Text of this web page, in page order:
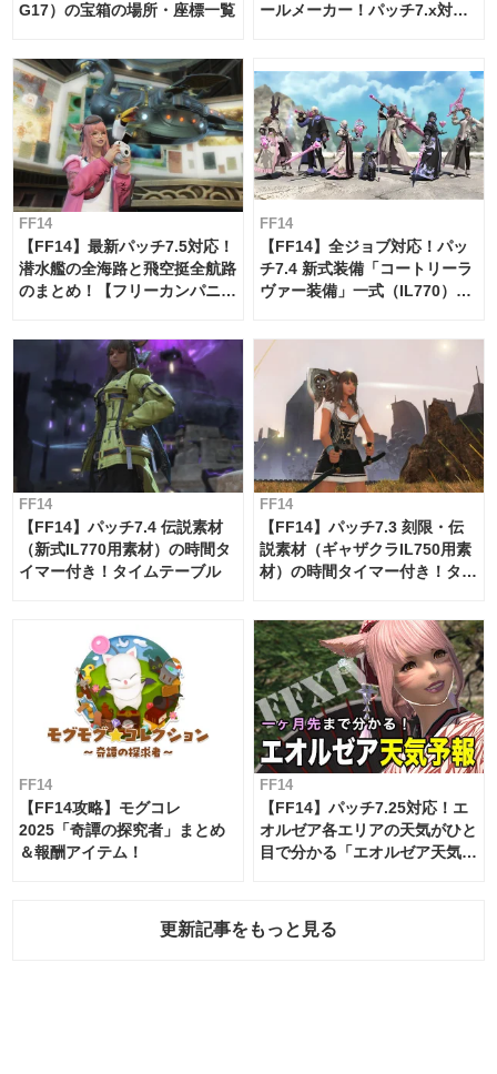
G17）の宝箱の場所・座標一覧
ールメーカー！パッチ7.x対応
FF14
【FF14】最新パッチ7.5対応！
潜水艦の全海路と飛空挺全航路
のまとめ！【フリーカンパニ
FF14
【FF14】全ジョブ対応！パッ
チ7.4 新式装備「コートリーラ
ヴァー装備」一式（IL770）の
FF14
【FF14】パッチ7.4 伝説素材
（新式IL770用素材）の時間タ
イマー付き！タイムテーブル
FF14
【FF14】パッチ7.3 刻限・伝
説素材（ギャザクラIL750用素
材）の時間タイマー付き！タイ
FF14
【FF14攻略】モグコレ
2025「奇譚の探究者」まとめ
＆報酬アイテム！
FF14
【FF14】パッチ7.25対応！エ
オルゼア各エリアの天気がひと
目で分かる「エオルゼア天気予
更新記事をもっと見る